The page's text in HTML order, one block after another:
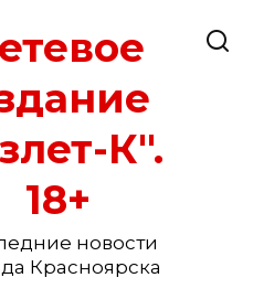
К".
18+
новости
Красноярска